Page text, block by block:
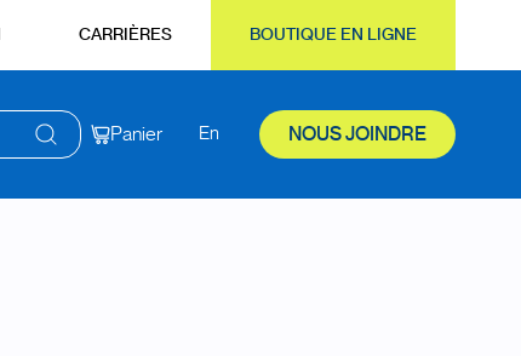
CARRIÈRES BOUTIQUE EN LIGNE
Panier En NOUS JOINDRE